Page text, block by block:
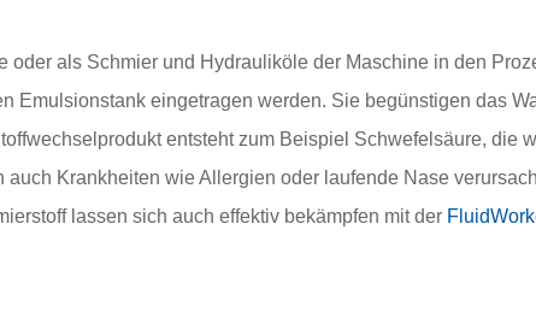
als Schmier und Hydrauliköle der Maschine in den
Emulsionstank eingetragen werden. Sie begünstigen das
entsteht zum Beispiel Schwefelsäure, die
Krankheiten wie Allergien oder laufende Nase
lassen sich auch effektiv bekämpfen mit der